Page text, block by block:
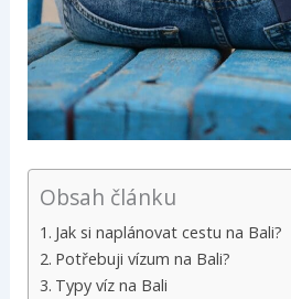
Obsah článku
Jak si naplánovat cestu na Bali?
Potřebuji vízum na Bali?
Typy víz na Bali